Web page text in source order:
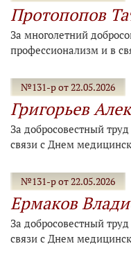
Протопопов
За многолетний
профессионализм и в
№131-р от 22.05.2026
Григорьев
За добросовестный
связи с Днем
№131-р от 22.05.2026
Ермаков
За добросовестный
связи с Днем